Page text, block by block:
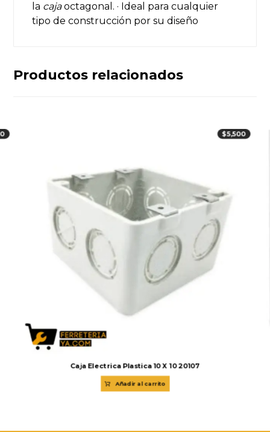
la cajaoctagonal. · Ideal para cualquier
tipo de construcción por su diseño
Productos relacionados
Caja Electrica Plastica 10 X 10 20107
$5,500
Añadir al carrito